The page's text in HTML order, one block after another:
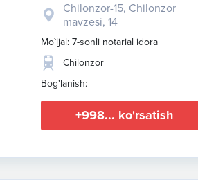
Chilonzor-15, Chilonzor
mavzesi, 14
Mo`ljal: 7-sonli notarial idora
Chilonzor
Bog'lanish:
+998... ko'rsatish